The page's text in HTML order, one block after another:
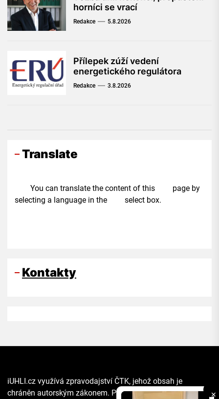
horníci se vrací
Redakce 5.8.2026
Přílepek zúží vedení
energetického regulátora
Redakce 3.8.2026
Translate
You can translate the content of this page by
selecting a language in the select box.
Kontakty
✕
iUHLI.cz využívá zpravodajství ČTK, jehož obsah je
chráněn autorským zákonem. Přepis, šíření či další